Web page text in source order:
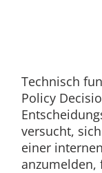
Technisch
Policy
versucht,
einer
anzumelden,